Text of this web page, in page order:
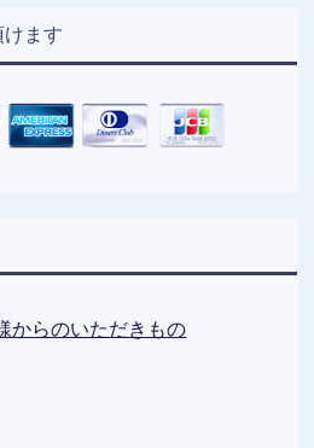
ます
からのいただきもの